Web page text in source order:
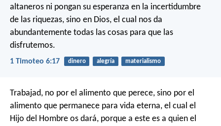
altaneros ni pongan su esperanza en la incertidumbre
de las riquezas, sino en Dios, el cual nos da
abundantemente todas las cosas para que las
disfrutemos.
1 Timoteo 6:17 dinero alegría materialismo
Trabajad, no por el alimento que perece, sino por el
alimento que permanece para vida eterna, el cual el
Hijo del Hombre os dará, porque a este es a quien el